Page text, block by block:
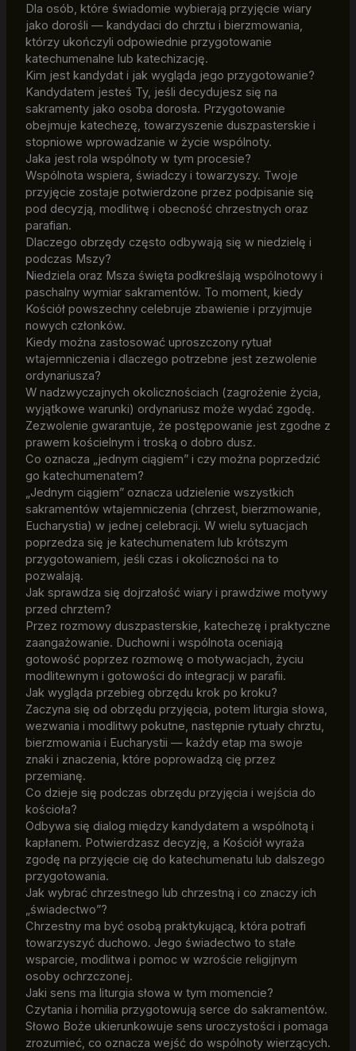
Dla osób, które świadomie wybierają przyjęcie wiary
jako dorośli — kandydaci do chrztu i bierzmowania,
którzy ukończyli odpowiednie przygotowanie
katechumenalne lub katechizację.
Kim jest kandydat i jak wygląda jego przygotowanie?
Kandydatem jesteś Ty, jeśli decydujesz się na
sakramenty jako osoba dorosła. Przygotowanie
obejmuje katechezę, towarzyszenie duszpasterskie i
stopniowe wprowadzanie w życie wspólnoty.
Jaka jest rola wspólnoty w tym procesie?
Wspólnota wspiera, świadczy i towarzyszy. Twoje
przyjęcie zostaje potwierdzone przez podpisanie się
pod decyzją, modlitwę i obecność chrzestnych oraz
parafian.
Dlaczego obrzędy często odbywają się w niedzielę i
podczas Mszy?
Niedziela oraz Msza święta podkreślają wspólnotowy i
paschalny wymiar sakramentów. To moment, kiedy
Kościół powszechny celebruje zbawienie i przyjmuje
nowych członków.
Kiedy można zastosować uproszczony rytuał
wtajemniczenia i dlaczego potrzebne jest zezwolenie
ordynariusza?
W nadzwyczajnych okolicznościach (zagrożenie życia,
wyjątkowe warunki) ordynariusz może wydać zgodę.
Zezwolenie gwarantuje, że postępowanie jest zgodne z
prawem kościelnym i troską o dobro dusz.
Co oznacza „jednym ciągiem” i czy można poprzedzić
go katechumenatem?
„Jednym ciągiem” oznacza udzielenie wszystkich
sakramentów wtajemniczenia (chrzest, bierzmowanie,
Eucharystia) w jednej celebracji. W wielu sytuacjach
poprzedza się je katechumenatem lub krótszym
przygotowaniem, jeśli czas i okoliczności na to
pozwalają.
Jak sprawdza się dojrzałość wiary i prawdziwe motywy
przed chrztem?
Przez rozmowy duszpasterskie, katechezę i praktyczne
zaangażowanie. Duchowni i wspólnota oceniają
gotowość poprzez rozmowę o motywacjach, życiu
modlitewnym i gotowości do integracji w parafii.
Jak wygląda przebieg obrzędu krok po kroku?
Zaczyna się od obrzędu przyjęcia, potem liturgia słowa,
wezwania i modlitwy pokutne, następnie rytuały chrztu,
bierzmowania i Eucharystii — każdy etap ma swoje
znaki i znaczenia, które poprowadzą cię przez
przemianę.
Co dzieje się podczas obrzędu przyjęcia i wejścia do
kościoła?
Odbywa się dialog między kandydatem a wspólnotą i
kapłanem. Potwierdzasz decyzję, a Kościół wyraża
zgodę na przyjęcie cię do katechumenatu lub dalszego
przygotowania.
Jak wybrać chrzestnego lub chrzestną i co znaczy ich
„świadectwo”?
Chrzestny ma być osobą praktykującą, która potrafi
towarzyszyć duchowo. Jego świadectwo to stałe
wsparcie, modlitwa i pomoc w wzroście religijnym
osoby ochrzczonej.
Jaki sens ma liturgia słowa w tym momencie?
Czytania i homilia przygotowują serce do sakramentów.
Słowo Boże ukierunkowuje sens uroczystości i pomaga
zrozumieć, co oznacza wejść do wspólnoty wierzących.